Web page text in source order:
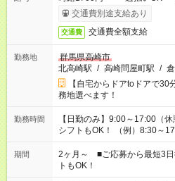
交通費別途支給あり
交通費 交通費全額支給
勤務地
群馬県高崎市
北高崎駅 / 高崎問屋町駅 /
【自宅からドアtoドアで
務地選べます！
勤務時間
【日勤のみ】9:00～17:00（休憩60分） ■ご希望
シフトもOK！ （例）8:30
「家族とお休みを合わせたい
など、あなたのご希望に沿った
ーク希望の方へ 今ご覧のお仕
のお仕事の勤務時間。 合計で
期間
2ヶ月～ ■ご応募から最短3
トもOK！